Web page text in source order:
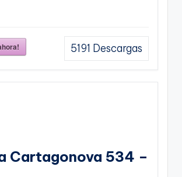
5191 Descargas
Cartagonova 534 –